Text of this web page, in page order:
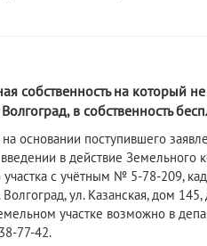
собственность на который
в собственность
основании поступившего
в действие Земельного
с учётным № 5-78-209,
ул. Казанская, дом
участке возможно в
77-42.